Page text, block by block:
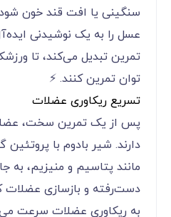
سنگینی یا افت قند خون
عسل را به یک نوشیدنی
تمرین تبدیل می‌کند، تا
توان تمرین کنند. ⚡
تسریع ریکاوری عضلات
پس از یک تمرین سخت،
دارند. شیر بادوم با
مانند پتاسیم و منیزیم، به
دست‌رفته و بازسازی
به ریکاوری عضلات سرعت